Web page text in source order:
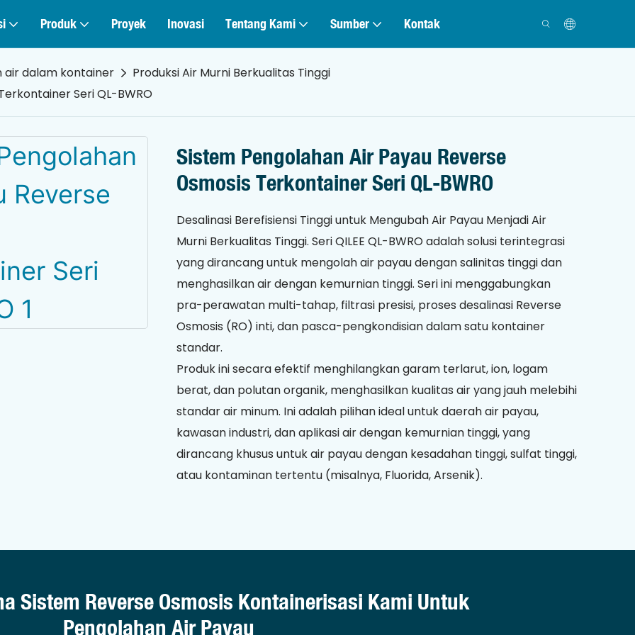
Produk Proyek Inovasi Tentang Kami Sumber Kontak
air dalam kontainer
Produksi Air Murni Berkualitas Tinggi
Seri QL-BWRO
Sistem Pengolahan Air Payau Reverse
Osmosis Terkontainer Seri QL-BWRO
Desalinasi Berefisiensi Tinggi untuk Mengubah Air Payau Menjadi Air
Murni Berkualitas Tinggi. Seri QILEE QL-BWRO adalah solusi terintegrasi
yang dirancang untuk mengolah air payau dengan salinitas tinggi dan
menghasilkan air dengan kemurnian tinggi. Seri ini menggabungkan
pra-perawatan multi-tahap, filtrasi presisi, proses desalinasi Reverse
Osmosis (RO) inti, dan pasca-pengkondisian dalam satu kontainer
standar.
Produk ini secara efektif menghilangkan garam terlarut, ion, logam
berat, dan polutan organik, menghasilkan kualitas air yang jauh melebihi
standar air minum. Ini adalah pilihan ideal untuk daerah air payau,
kawasan industri, dan aplikasi air dengan kemurnian tinggi, yang
dirancang khusus untuk air payau dengan kesadahan tinggi, sulfat tinggi,
atau kontaminan tertentu (misalnya, Fluorida, Arsenik).
Sistem Reverse Osmosis Kontainerisasi Kami Untuk
Pengolahan Air Payau